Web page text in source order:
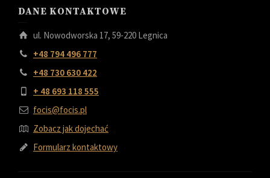
DANE KONTAKTOWE
ul. Nowodworska 17, 59-220 Legnica
+48 794 496 777
+48 730 630 422
+ 48 693 118 555
focis@focis.pl
Zobacz jak dojechać
Formularz kontaktowy